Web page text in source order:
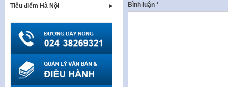
Bình luận *
Tiêu điểm Hà Nội